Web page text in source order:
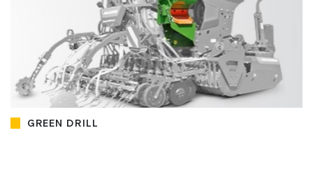
GREEN DRILL